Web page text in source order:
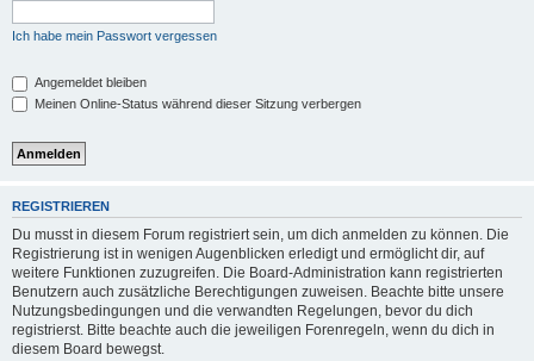
Ich habe mein Passwort vergessen
Angemeldet bleiben
Meinen Online-Status während dieser Sitzung verbergen
REGISTRIEREN
Du musst in diesem Forum registriert sein, um dich anmelden zu können. Die
Registrierung ist in wenigen Augenblicken erledigt und ermöglicht dir, auf
weitere Funktionen zuzugreifen. Die Board-Administration kann registrierten
Benutzern auch zusätzliche Berechtigungen zuweisen. Beachte bitte unsere
Nutzungsbedingungen und die verwandten Regelungen, bevor du dich
registrierst. Bitte beachte auch die jeweiligen Forenregeln, wenn du dich in
diesem Board bewegst.